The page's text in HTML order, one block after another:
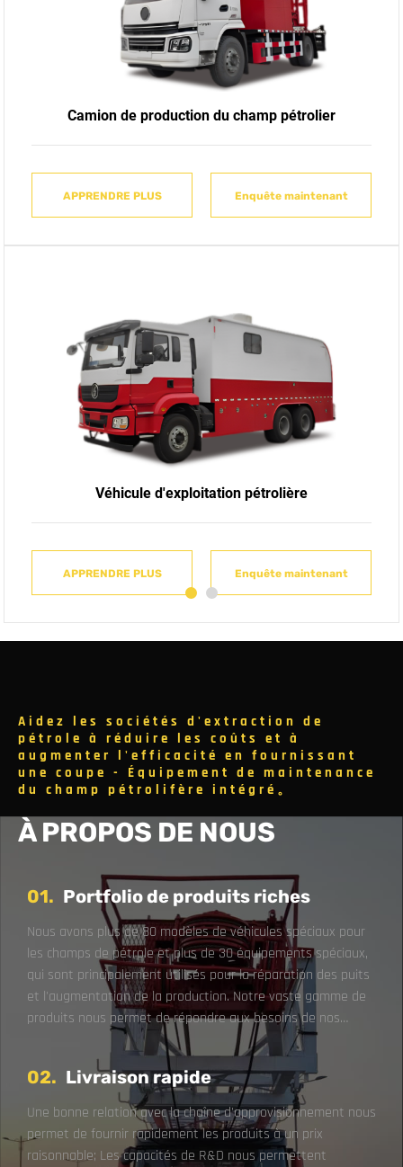
APPRENDRE PLUS Enquête maintenant
APPRENDRE PLUS Enquête maintenant
Camion de production du champ pétrolier
APPRENDRE PLUS Enquête maintenant
Véhicule d'exploitation pétrolière
APPRENDRE PLUS Enquête maintenant
APPRENDRE PLUS Enquête maintenant
APPRENDRE PLUS Enquête maintenant
APPRENDRE PLUS Enquête maintenant
APPRENDRE PLUS Enquête maintenant
Aidez les sociétés d'extraction de
pétrole à réduire les coûts et à
augmenter l'efficacité en fournissant
une coupe - Équipement de maintenance
du champ pétrolifère intégré。
À PROPOS DE NOUS
01. Portfolio de produits riches
Nous avons plus de 80 modèles de véhicules spéciaux pour
les champs de pétrole et plus de 30 équipements spéciaux,
qui sont principalement utilisés pour la réparation des puits
et l'augmentation de la production. Notre vaste gamme de
produits nous permet de répondre aux besoins de nos
clients pour un - Arrêtez d'acheter.
02. Livraison rapide
Une bonne relation avec la chaîne d'approvisionnement nous
permet de fournir rapidement les produits à un prix
raisonnable; Les capacités de R&D nous permettent